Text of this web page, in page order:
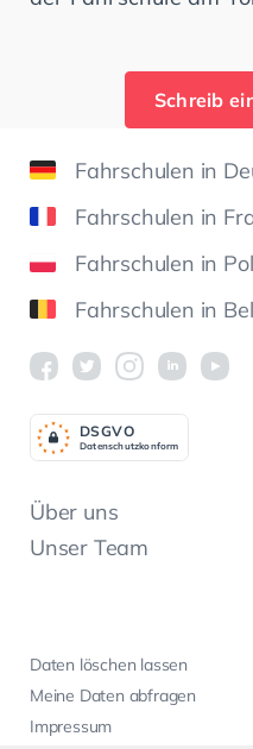
Schreib
Fahrschulen in
Fahrschulen in
Fahrschulen in
Fahrschulen in
Über uns
Unser Team
Daten löschen lassen
Meine Daten abfragen
Impressum
Datenschutzkonform
DSGVO